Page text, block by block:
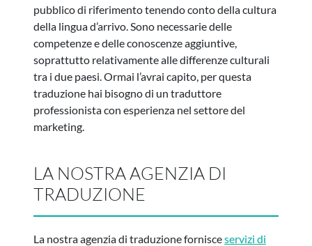
pubblico di riferimento tenendo conto della cultura
della lingua d’arrivo. Sono necessarie delle
competenze e delle conoscenze aggiuntive,
soprattutto relativamente alle differenze culturali
tra i due paesi. Ormai l’avrai capito, per questa
traduzione hai bisogno di un traduttore
professionista con esperienza nel settore del
marketing.
LA NOSTRA AGENZIA DI
TRADUZIONE
La nostra agenzia di traduzione fornisceservizi di